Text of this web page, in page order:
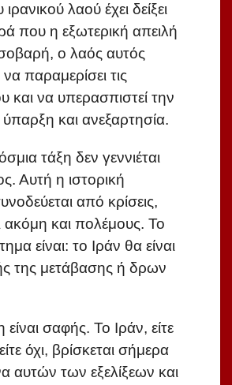
ιρανικού λαού έχει δείξει
που η εξωτερική απειλή
ο λαός αυτός
παραμερίσει τις
και να υπερασπιστεί την
ύπαρξη και ανεξαρτησία.
τάξη δεν γεννιέται
Αυτή η ιστορική
από κρίσεις,
ακόμη και πολέμους. Το
είναι: το Ιράν θα είναι
της μετάβασης ή δρων
σαφής. Το Ιράν, είτε
όχι, βρίσκεται σήμερα
αυτών των εξελίξεων και